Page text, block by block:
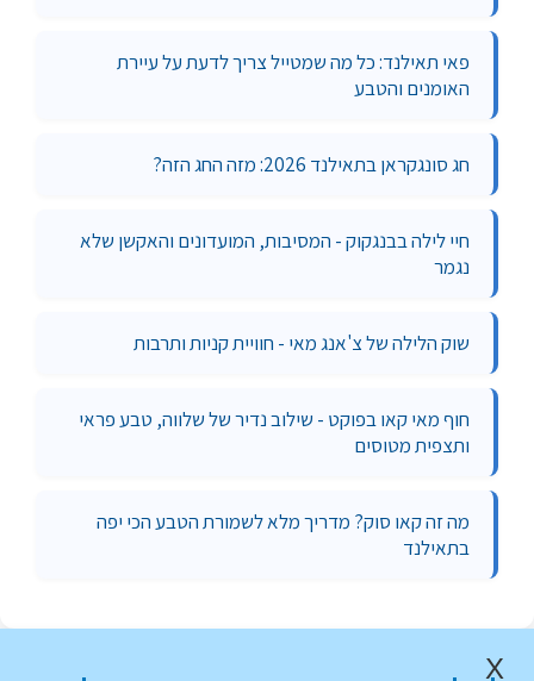
פאי תאילנד: כל מה שמטייל צריך לדעת על עיירת
האומנים והטבע
חג סונגקראן בתאילנד 2026: מזה החג הזה?
חיי לילה בבנגקוק - המסיבות, המועדונים והאקשן שלא
נגמר
שוק הלילה של צ'אנג מאי - חוויית קניות ותרבות
חוף מאי קאו בפוקט - שילוב נדיר של שלווה, טבע פראי
ותצפית מטוסים
מה זה קאו סוק? מדריך מלא לשמורת הטבע הכי יפה
בתאילנד
X